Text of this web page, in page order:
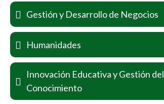
Gestión y Desarrollo de Negocios
Humanidades
Innovación Educativa y Gestión del
Conocimiento